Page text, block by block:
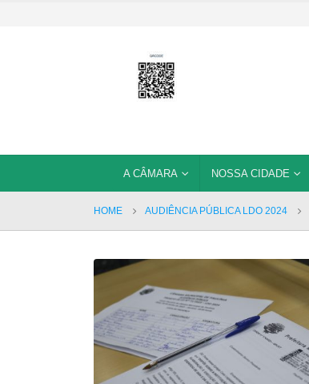
A CÂMARA NOSSA CIDADE
HOME AUDIÊNCIA PÚBLICA LDO 2024